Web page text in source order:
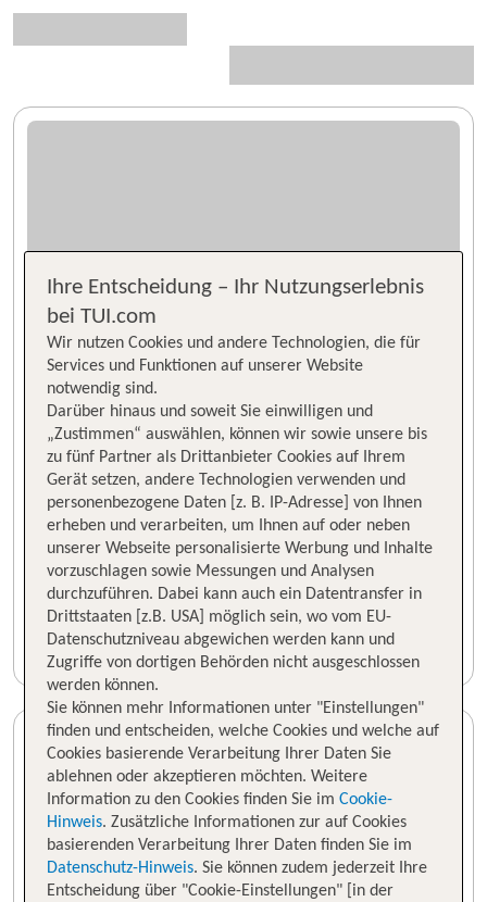
Ihre Entscheidung – Ihr Nutzungserlebnis
bei TUI.com
Wir nutzen Cookies und andere Technologien, die für
Services und Funktionen auf unserer Website
notwendig sind.
Darüber hinaus und soweit Sie einwilligen und
„Zustimmen“ auswählen, können wir sowie unsere bis
zu fünf Partner als Drittanbieter Cookies auf Ihrem
Gerät setzen, andere Technologien verwenden und
personenbezogene Daten [z. B. IP-Adresse] von Ihnen
erheben und verarbeiten, um Ihnen auf oder neben
unserer Webseite personalisierte Werbung und Inhalte
vorzuschlagen sowie Messungen und Analysen
durchzuführen. Dabei kann auch ein Datentransfer in
Drittstaaten [z.B. USA] möglich sein, wo vom EU-
Datenschutzniveau abgewichen werden kann und
Zugriffe von dortigen Behörden nicht ausgeschlossen
werden können.
Sie können mehr Informationen unter "Einstellungen"
finden und entscheiden, welche Cookies und welche auf
Cookies basierende Verarbeitung Ihrer Daten Sie
ablehnen oder akzeptieren möchten. Weitere
Information zu den Cookies finden Sie im Cookie-
Hinweis. Zusätzliche Informationen zur auf Cookies
basierenden Verarbeitung Ihrer Daten finden Sie im
Datenschutz-Hinweis. Sie können zudem jederzeit Ihre
Entscheidung über "Cookie-Einstellungen" [in der